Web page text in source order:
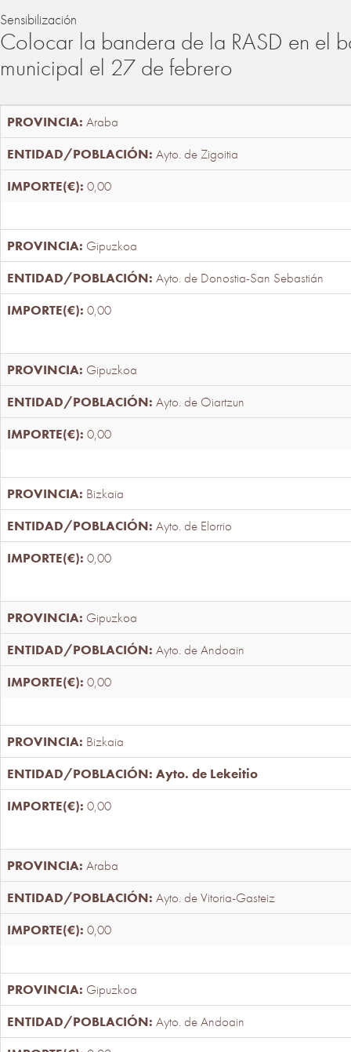
Sensibilización
Colocar la bandera de la RASD en el
municipal el 27 de febrero
Araba
Ayto. de Zigoitia
0,00
Gipuzkoa
Ayto. de Donostia-San Sebastián
0,00
Gipuzkoa
Ayto. de Oiartzun
0,00
Bizkaia
Ayto. de Elorrio
0,00
Gipuzkoa
Ayto. de Andoain
0,00
Bizkaia
Ayto. de Lekeitio
0,00
Araba
Ayto. de Vitoria-Gasteiz
0,00
Gipuzkoa
Ayto. de Andoain